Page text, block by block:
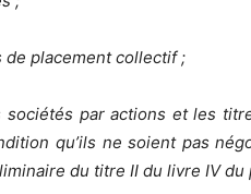
de placement collectif ;
par actions et les
qu’ils ne soient pas
du titre II du livre IV du